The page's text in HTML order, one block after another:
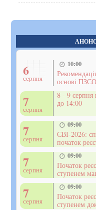
6
серпня
10:00
основі
7
серпня
8 - 9 серпня
до 14:00
7
серпня
09:00
ЄВІ-2026:
початок
7
серпня
09:00
Початок
ступенем
7
серпня
09:00
Початок
ступенем